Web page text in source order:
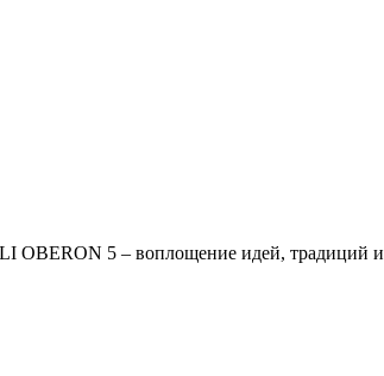
OBERON 5 – воплощение идей, традиций и